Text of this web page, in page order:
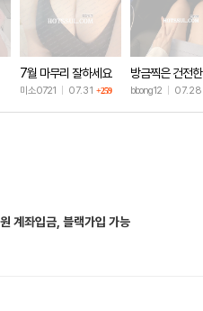
7월 마무리 잘하세요
🫶
미소0721 07.31 +259
방금찍은 건전
샷
bbong12 07.28
계좌입금, 블랙가입 가능